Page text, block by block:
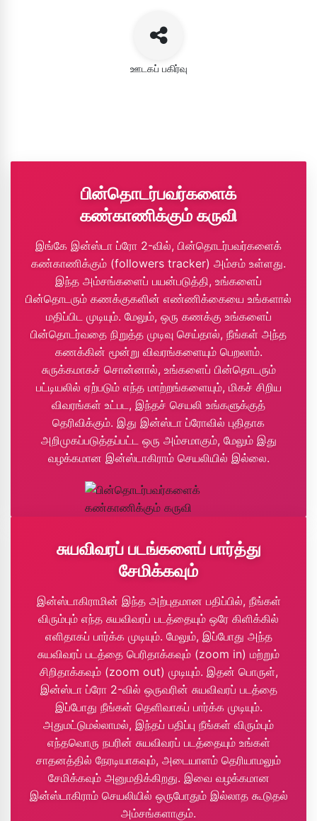
ஊடகப் பகிர்வு
பின்தொடர்பவர்களைக்
கண்காணிக்கும் கருவி
இங்கே இன்ஸ்டா ப்ரோ 2-வில், பின்தொடர்பவர்களைக்
கண்காணிக்கும் (followers tracker) அம்சம் உள்ளது.
இந்த அம்சங்களைப் பயன்படுத்தி, உங்களைப்
பின்தொடரும் கணக்குகளின் எண்ணிக்கையை உங்களால்
மதிப்பிட முடியும். மேலும், ஒரு கணக்கு உங்களைப்
பின்தொடர்வதை நிறுத்த முடிவு செய்தால், நீங்கள் அந்த
கணக்கின் மூன்று விவரங்களையும் பெறலாம்.
சுருக்கமாகச் சொன்னால், உங்களைப் பின்தொடரும்
பட்டியலில் ஏற்படும் எந்த மாற்றங்களையும், மிகச் சிறிய
விவரங்கள் உட்பட, இந்தச் செயலி உங்களுக்குத்
தெரிவிக்கும். இது இன்ஸ்டா ப்ரோவில் புதிதாக
அறிமுகப்படுத்தப்பட்ட ஒரு அம்சமாகும், மேலும் இது
வழக்கமான இன்ஸ்டாகிராம் செயலியில் இல்லை.
சுயவிவரப் படங்களைப் பார்த்து
சேமிக்கவும்
இன்ஸ்டாகிராமின் இந்த அற்புதமான பதிப்பில், நீங்கள்
விரும்பும் எந்த சுயவிவரப் படத்தையும் ஒரே கிளிக்கில்
எளிதாகப் பார்க்க முடியும். மேலும், இப்போது அந்த
சுயவிவரப் படத்தை பெரிதாக்கவும் (zoom in) மற்றும்
சிறிதாக்கவும் (zoom out) முடியும். இதன் பொருள்,
இன்ஸ்டா ப்ரோ 2-வில் ஒருவரின் சுயவிவரப் படத்தை
இப்போது நீங்கள் தெளிவாகப் பார்க்க முடியும்.
அதுமட்டுமல்லாமல், இந்தப் பதிப்பு நீங்கள் விரும்பும்
எந்தவொரு நபரின் சுயவிவரப் படத்தையும் உங்கள்
சாதனத்தில் நேரடியாகவும், அடையாளம் தெரியாமலும்
சேமிக்கவும் அனுமதிக்கிறது. இவை வழக்கமான
இன்ஸ்டாகிராம் செயலியில் ஒருபோதும் இல்லாத கூடுதல்
அம்சங்களாகும்.